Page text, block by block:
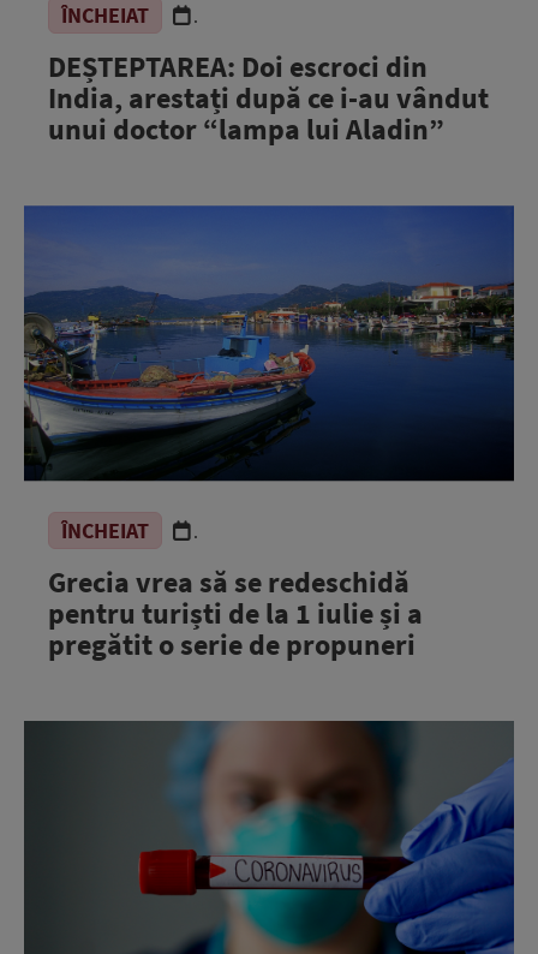
ÎNCHEIAT .
DEȘTEPTAREA: Doi escroci din
India, arestați după ce i-au vândut
unui doctor “lampa lui Aladin”
ÎNCHEIAT .
Grecia vrea să se redeschidă
pentru turiști de la 1 iulie și a
pregătit o serie de propuneri